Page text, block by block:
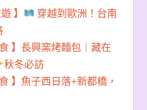
】
穿越到歐洲！台南
】長興窯烤麵包｜藏在
秋冬必訪
】魚子西日落+新都橋，